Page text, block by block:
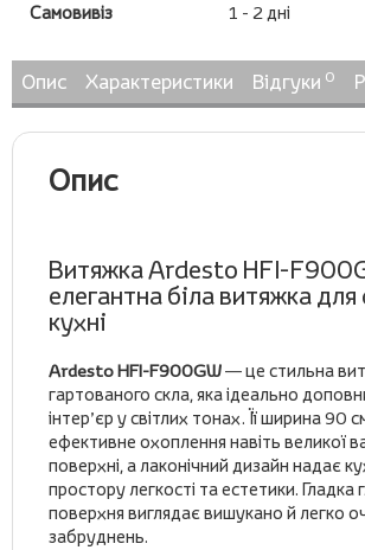
Самовивіз 1 - 2 дні
Опис Характеристики Відгуки 0
Опис
Витяжка Ardesto HFI-
елегантна біла витяжка для
кухні
Ardesto HFI-F900GW— це стильна
гартованого скла, яка ідеально
інтер’єр у світлих тонах. Її ширина 90
ефективне охоплення навіть великої
поверхні, а лаконічний дизайн надає
простору легкості та естетики. Гладка
поверхня виглядає вишукано й легко
забруднень.